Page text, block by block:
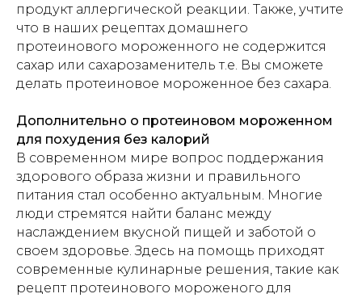
продукт аллергической реакции. Также, учтите
что в наших рецептах домашнего
протеинового мороженного не содержится
сахар или сахарозаменитель т.е. Вы сможете
делать протеиновое мороженное без сахара.
Дополнительно о протеиновом мороженном
для похудения без калорий
В современном мире вопрос поддержания
здорового образа жизни и правильного
питания стал особенно актуальным. Многие
люди стремятся найти баланс между
наслаждением вкусной пищей и заботой о
своем здоровье. Здесь на помощь приходят
современные кулинарные решения, такие как
рецепт протеинового мороженого для